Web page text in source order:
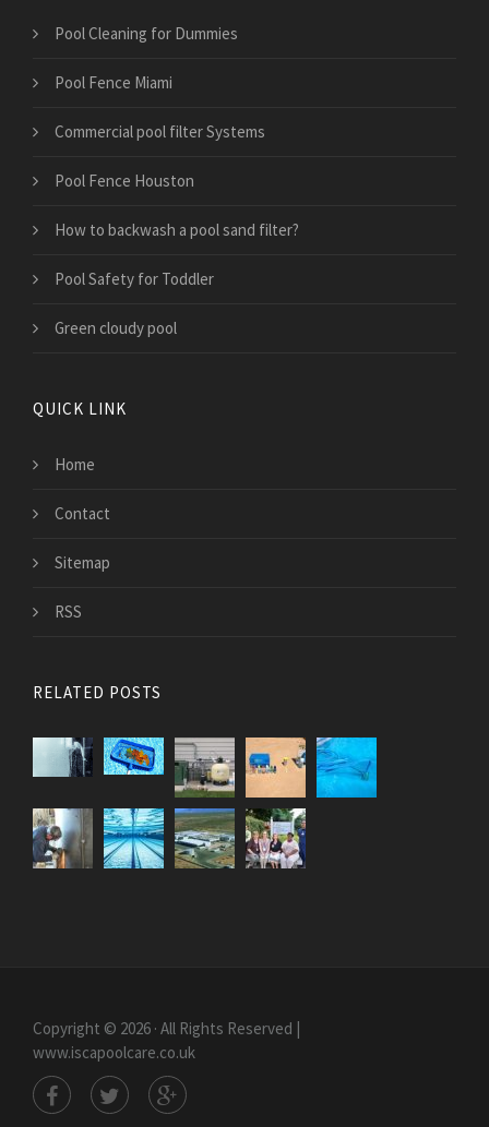
Pool Cleaning for Dummies
Pool Fence Miami
Commercial pool filter Systems
Pool Fence Houston
How to backwash a pool sand filter?
Pool Safety for Toddler
Green cloudy pool
QUICK LINK
Home
Contact
Sitemap
RSS
RELATED POSTS
Copyright © 2026 · All Rights Reserved |
www.iscapoolcare.co.uk